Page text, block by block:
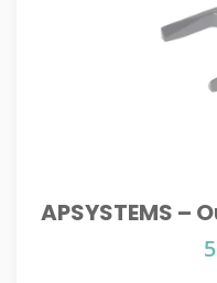
APSYSTEMS –
5